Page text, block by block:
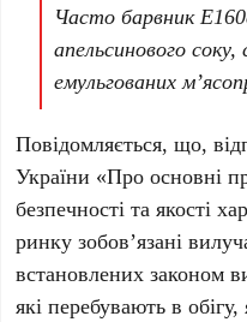
Часто барвник
апельсинового
емульгованих
Повідомляється, що,
України «Про основні
безпечності та якості
ринку зобов’язані
встановлених законом
які перебувають в